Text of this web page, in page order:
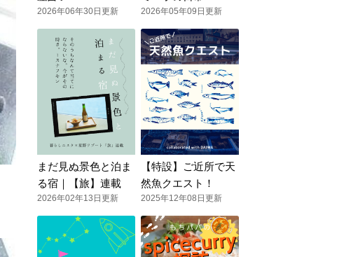
2026年06年30日更新 2026年05年09日更新
まだ見ぬ景色と泊ま
る宿｜【旅】連載
2026年02年13日更新
【特設】ご近所で天
然魚クエスト！
2025年12年08日更新